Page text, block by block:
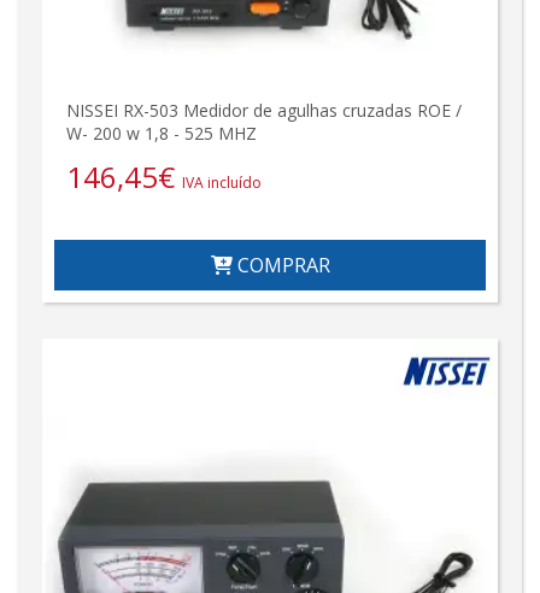
NISSEI RX-503 Medidor de agulhas cruzadas ROE /
W- 200 w 1,8 - 525 MHZ
146,45€ IVA incluído
COMPRAR